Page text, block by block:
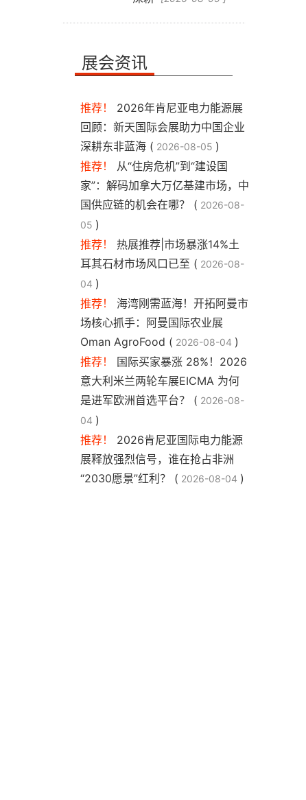
展会资讯
推荐！
2026年肯尼亚电力能源展
回顾：新天国际会展助力中国企业
深耕东非蓝海 ( 2026-08-05 )
推荐！
从“住房危机”到“建设国
家”：解码加拿大万亿基建市场，中
国供应链的机会在哪？ ( 2026-08-
05 )
推荐！
热展推荐|市场暴涨14%土
耳其石材市场风口已至 ( 2026-08-
04 )
推荐！
海湾刚需蓝海！开拓阿曼市
场核心抓手：阿曼国际农业展
Oman AgroFood ( 2026-08-04 )
推荐！
国际买家暴涨 28%！2026
意大利米兰两轮车展EICMA 为何
是进军欧洲首选平台？ ( 2026-08-
04 )
推荐！
2026肯尼亚国际电力能源
展释放强烈信号，谁在抢占非洲
“2030愿景”红利？ ( 2026-08-04 )